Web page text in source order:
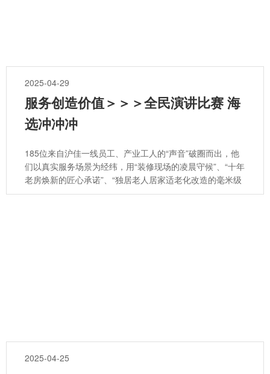
2025-04-29
服务创造价值＞＞＞全民演讲比赛 海
选冲冲冲
185位来自沪佳一线员工、产业工人的“声音”破圈而出，他
们以真实服务场景为经纬，用“装修现场的凌晨守候”、“十年
老房焕新的匠心承诺”、“独居老人居家适老化改造的毫米级
守护” 等鲜活故事，将抽象的服务理念具象为一个个触动人
2025-04-25